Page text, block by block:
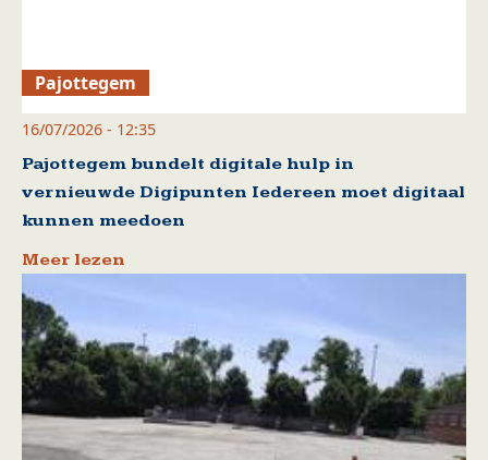
Pajottegem
16/07/2026 - 12:35
Pajottegem bundelt digitale hulp in
vernieuwde Digipunten Iedereen moet digitaal
kunnen meedoen
Meer lezen